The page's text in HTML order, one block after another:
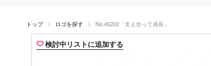
トップ ロゴを探す No.45202「支え合って成長」
検討中リストに追加する